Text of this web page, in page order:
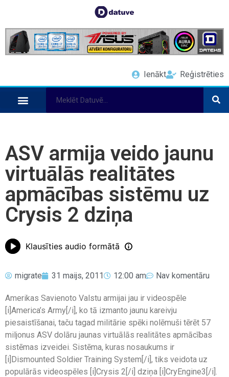
Ienākt Reģistrēties
ASV armija veido jaunu
virtuālās realitātes
apmācības sistēmu uz
Crysis 2 dziņa
Klausīties audio formātā
migrate 31 maijs, 2011 12:00 am Nav komentāru
Amerikas Savienoto Valstu armijai jau ir videospēle
[i]America’s Army[/i], ko tā izmanto jaunu kareivju
piesaistīšanai, taču tagad militārie spēki nolēmuši tērēt 57
miljonus ASV dolāru jaunas virtuālās realitātes apmācības
sistēmas izveidei. Sistēma, kuras nosaukums ir
[i]Dismounted Soldier Training System[/i], tiks veidota uz
populārās videospēles [i]Crysis 2[/i] dziņa [i]CryEngine3[/i].